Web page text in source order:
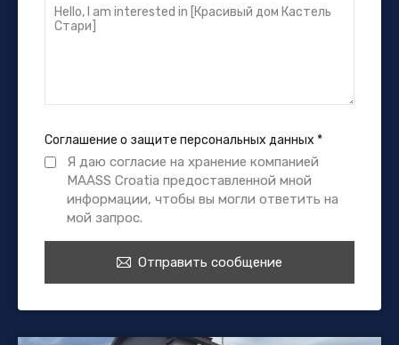
Соглашение о защите персональных данных *
Я даю согласие на хранение компанией
MAASS Croatia предоставленной мной
информации, чтобы вы могли ответить на
мой запрос.
Отправить сообщение